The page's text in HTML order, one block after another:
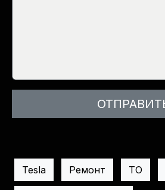
Tesla Ремонт ТО